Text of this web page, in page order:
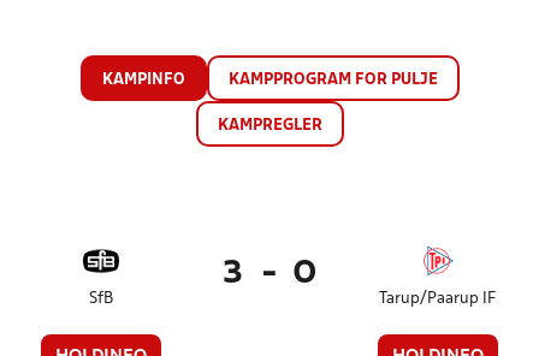
KAMPINFO KAMPPROGRAM FOR PULJE
KAMPREGLER
SfB
3 - 0
Tarup/Paarup IF